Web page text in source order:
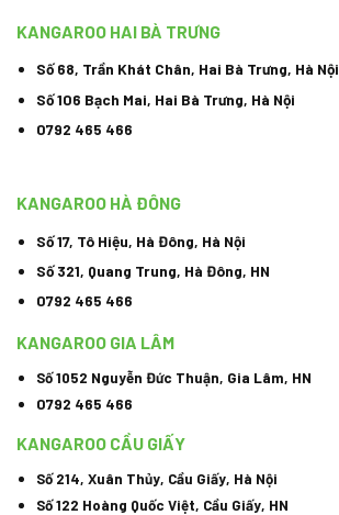
KANGAROO HAI BÀ TRƯNG
Số 68, Trần Khát Chân, Hai Bà Trưng, Hà Nội
Số 106 Bạch Mai, Hai Bà Trưng, Hà Nội
0792 465 466
KANGAROO HÀ ĐÔNG
Số 17, Tô Hiệu, Hà Đông, Hà Nội
Số 321, Quang Trung, Hà Đông, HN
0792 465 466
KANGAROO GIA LÂM
Số 1052 Nguyễn Đức Thuận, Gia Lâm, HN
0792 465 466
KANGAROO CẦU GIẤY
Số 214, Xuân Thủy, Cầu Giấy, Hà Nội
Số 122 Hoàng Quốc Việt, Cầu Giấy, HN